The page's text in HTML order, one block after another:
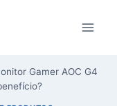
Gamer AOC G4